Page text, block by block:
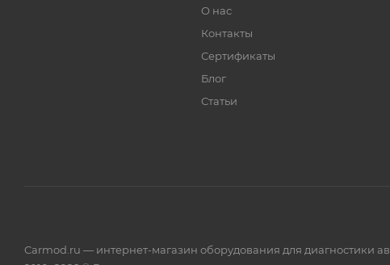
О нас
Контакты
Сертификаты
Блог
Статьи
Carmod.ru — интернет-магазин оборудования для диагностики